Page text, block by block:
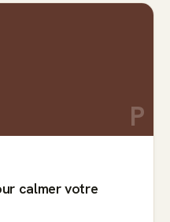
P
calmer votre